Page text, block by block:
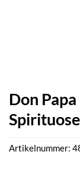
Don
Artikelnummer: